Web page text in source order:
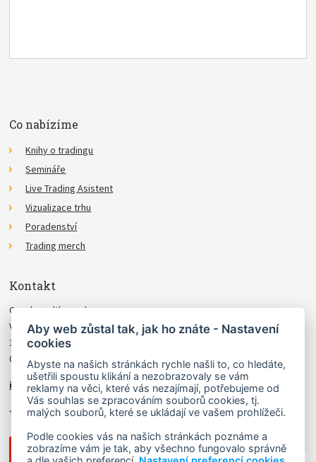
Co nabízíme
Knihy o tradingu
Semináře
Live Trading Asistent
Vizualizace trhu
Poradenství
Trading merch
Kontakt
Czechwealth, spol. s r.o.
Višňová 4
140 00 Praha 4
Česká Republika
info@czechwealth.cz
+420 226 804 571 (9–12 hod.)
Aby web zůstal tak, jak ho znáte - Nastavení
cookies
Abyste na našich stránkách rychle našli to, co hledáte,
ušetřili spoustu klikání a nezobrazovaly se vám
reklamy na věci, které vás nezajímají, potřebujeme od
Vás souhlas se zpracováním souborů cookies, tj.
malých souborů, které se ukládají ve vašem prohlížeči.
Podle cookies vás na našich stránkách poznáme a
zobrazíme vám je tak, aby všechno fungovalo správně